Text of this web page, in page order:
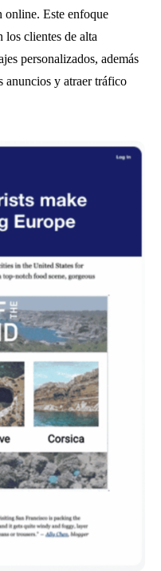
online. Este enfoque
clientes de alta
personalizados, además
anuncios y atraer tráfico